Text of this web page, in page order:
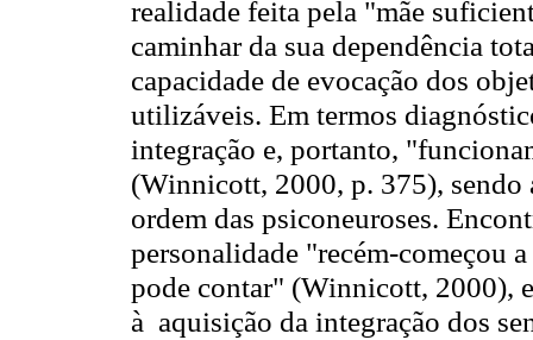
realidade feita pela "mãe
caminhar da sua dependência
capacidade de evocação dos
utilizáveis. Em termos
integração e, portanto,
(Winnicott, 2000, p. 375), sendo
ordem das psiconeuroses.
personalidade "recém-começou
pode contar" (Winnicott, 2000),
à aquisição da integração dos